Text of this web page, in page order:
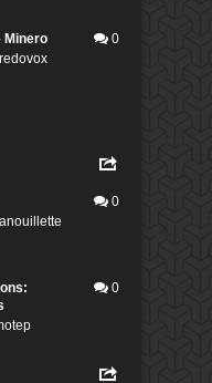
Minero
0
0
0